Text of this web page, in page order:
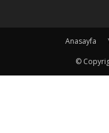
Anasayfa
©